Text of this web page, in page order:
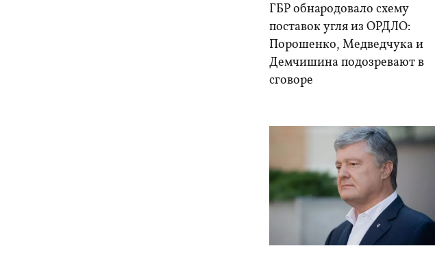
ГБР обнародовало схему
поставок угля из ОРДЛО:
Порошенко, Медведчука и
Демчишина подозревают в
сговоре